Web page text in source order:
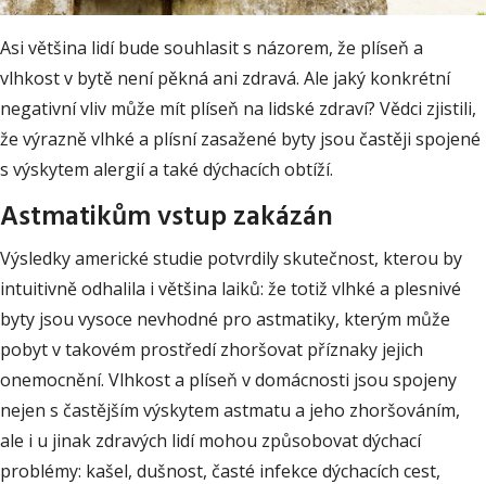
Asi většina lidí bude souhlasit s názorem, že plíseň a
vlhkost v bytě není pěkná ani zdravá. Ale jaký konkrétní
negativní vliv může mít plíseň na lidské zdraví? Vědci zjistili,
že výrazně vlhké a plísní zasažené byty jsou častěji spojené
s výskytem alergií a také dýchacích obtíží.
Astmatikům vstup zakázán
Výsledky americké studie potvrdily skutečnost, kterou by
intuitivně odhalila i většina laiků: že totiž vlhké a plesnivé
byty jsou vysoce nevhodné pro astmatiky, kterým může
pobyt v takovém prostředí zhoršovat příznaky jejich
onemocnění. Vlhkost a plíseň v domácnosti jsou spojeny
nejen s častějším výskytem astmatu a jeho zhoršováním,
ale i u jinak zdravých lidí mohou způsobovat dýchací
problémy: kašel, dušnost, časté infekce dýchacích cest,